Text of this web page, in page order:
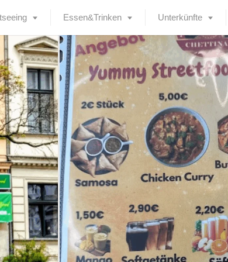
Essen&Trinken Unterkünfte